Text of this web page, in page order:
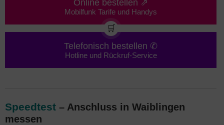
Online bestellen ⇗
Mobilfunk Tarife und Handys
🛒
Telefonisch bestellen ✆
Hotline und Rückruf-Service
Speedtest – Anschluss in Waiblingen
messen